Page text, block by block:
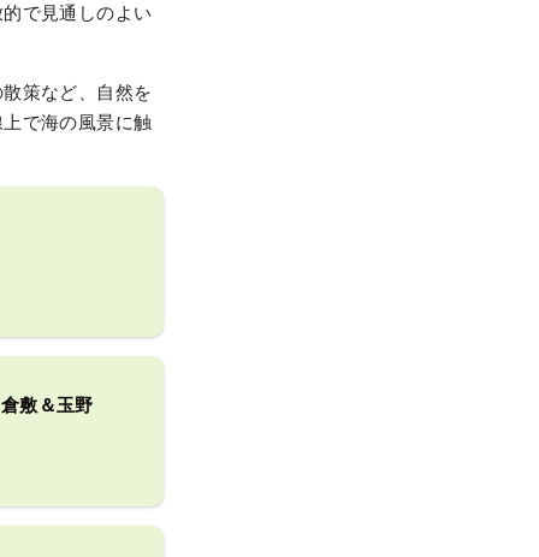
で見通しのよい
策など、自然を
で海の風景に触
敷＆玉野